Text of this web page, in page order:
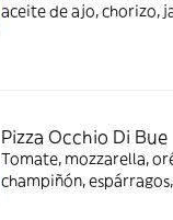
aceite de ajo, chorizo,
Pizza Occhio Di Bue
Tomate, mozzarella,
champiñón,